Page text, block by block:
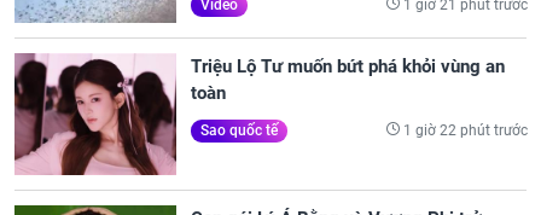
Video 1 giờ 21 phút trước
Triệu Lộ Tư muốn bứt phá khỏi vùng an
toàn
Sao quốc tế 1 giờ 22 phút trước